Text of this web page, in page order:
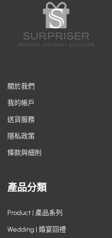
關於我們
我的帳戶
送貨服務
隱私政策
條款與細則
產品分類
Product | 產品系列
Wedding | 婚宴回禮